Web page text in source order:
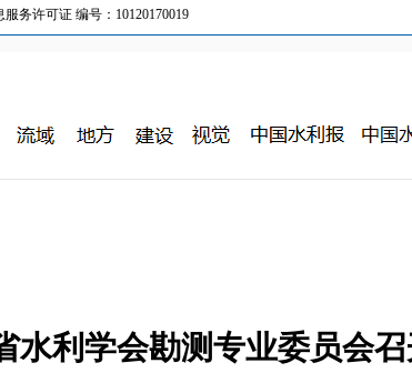
务许可证 编号：10120170019
水利学会勘测专业委员会